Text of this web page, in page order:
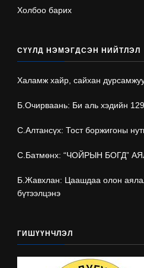
Холбоо барих
СҮҮЛД НЭМЭГДСЭН НИЙТЛЭЛ
Халамж хайр, сайхан
Б.Очирваань: Би аль хэдийн
С.Алтансүх: Тост боржигоны
С.Батмөнх: “ЧОЙРЫН БОГД”
Б.Жавхлан: Цаашдаа олон
бүтээлцэнэ
ГИШҮҮНЧЛЭЛ